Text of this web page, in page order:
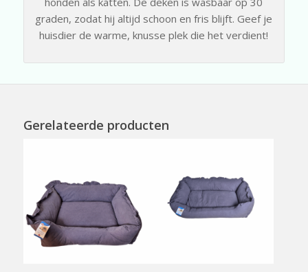
graden, zodat hij altijd schoon en fris blijft. Geef je
huisdier de warme, knusse plek die het verdient!
Gerelateerde producten